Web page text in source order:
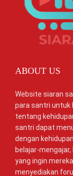
ABOUT US
Website siaran
para santri untuk
tentang
santri dapat
dengan
belajar-
yang ingin
menyediakan